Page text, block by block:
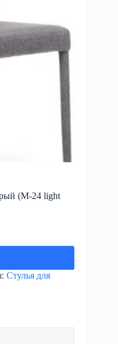
(М-24 light
Стулья для